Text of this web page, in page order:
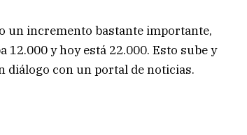
un incremento bastante importante,
12.000 y hoy está 22.000. Esto sube y
diálogo con un portal de noticias.